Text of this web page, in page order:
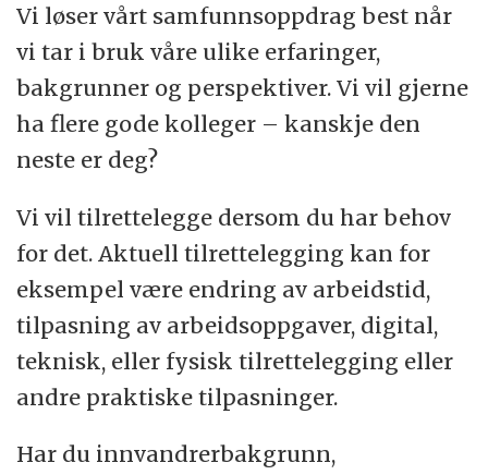
Vi løser vårt samfunnsoppdrag best når
vi tar i bruk våre ulike erfaringer,
bakgrunner og perspektiver. Vi vil gjerne
ha flere gode kolleger – kanskje den
neste er deg?
Vi vil tilrettelegge dersom du har behov
for det. Aktuell tilrettelegging kan for
eksempel være endring av arbeidstid,
tilpasning av arbeidsoppgaver, digital,
teknisk, eller fysisk tilrettelegging eller
andre praktiske tilpasninger.
Har du innvandrerbakgrunn,